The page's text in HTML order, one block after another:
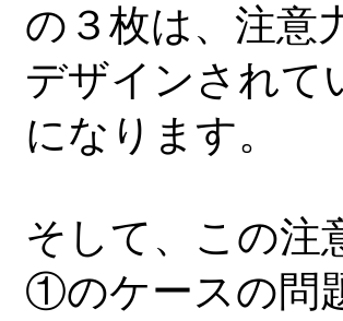
の３枚は、注意
デザインされて
になります。
そして、この注
①のケースの問